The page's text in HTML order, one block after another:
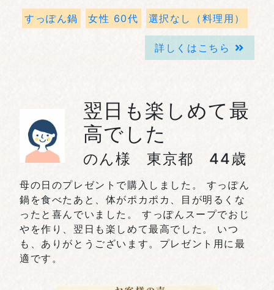
すっぽん鍋 女性 60代 選択なし（料理用）
詳しくはこちら
翌日も楽しめて最
高でした
のん様 東京都 44歳
母の日のプレゼントで購入しました。 すっぽん
鍋を食べたあと、体がポカポカ、目が明るくな
ったと喜んでいました。 すっぽんスープでおじ
やを作り、翌日も楽しめて最高でした。 いつ
も、ありがとうございます。プレゼント用に最
適です。